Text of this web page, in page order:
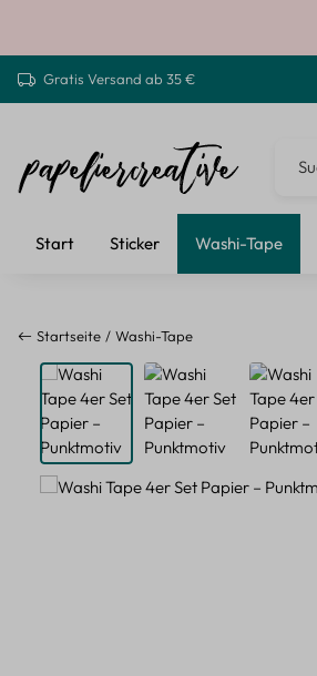
Gratis Versand ab 35 €
Start Sticker Washi-Tape
Startseite Washi-Tape
Bildergalerie überspringen